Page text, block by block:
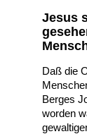
Jesus
Daß die
Berges
worden